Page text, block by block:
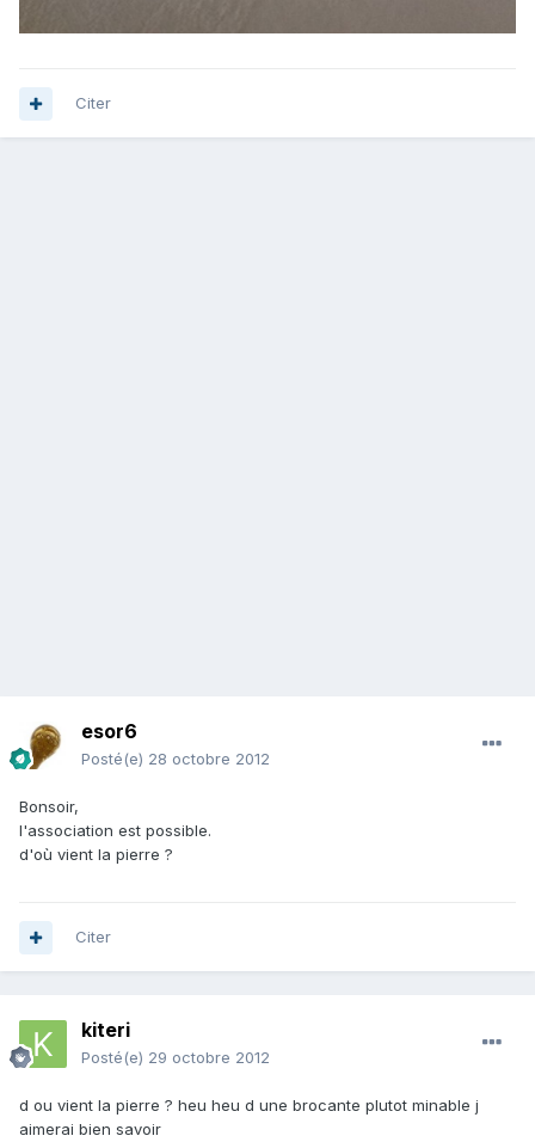
Citer
esor6
Posté(e) 28 octobre 2012
Bonsoir,
l'association est possible.
d'où vient la pierre ?
Citer
kiteri
Posté(e) 29 octobre 2012
d ou vient la pierre ? heu heu d une brocante plutot minable j
aimerai bien savoir